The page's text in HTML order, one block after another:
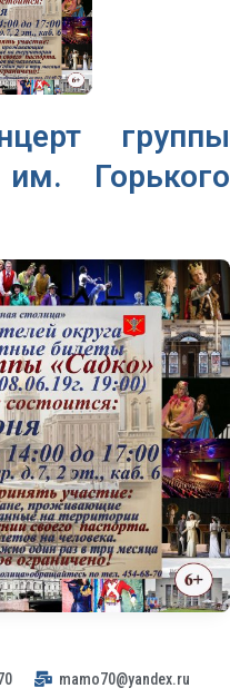
группы
Горького
mamo70@yandex.ru